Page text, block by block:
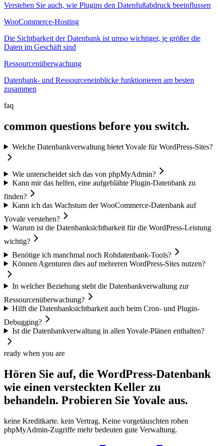
Verstehen Sie auch, wie Plugins den Datenfußabdruck beeinflussen
WooCommerce-Hosting
Die Sichtbarkeit der Datenbank ist umso wichtiger, je größer die
Daten im Geschäft sind
Ressourcenüberwachung
Datenbank- und Ressourceneinblicke funktionieren am besten
zusammen
faq
common questions before you switch.
Welche Datenbankverwaltung bietet Yovale für WordPress-Sites?
Wie unterscheidet sich das von phpMyAdmin?
Kann mir das helfen, eine aufgeblähte Plugin-Datenbank zu
finden?
Kann ich das Wachstum der WooCommerce-Datenbank auf
Yovale verstehen?
Warum ist die Datenbanksichtbarkeit für die WordPress-Leistung
wichtig?
Benötige ich manchmal noch Rohdatenbank-Tools?
Können Agenturen dies auf mehreren WordPress-Sites nutzen?
In welcher Beziehung steht die Datenbankverwaltung zur
Ressourcenüberwachung?
Hilft die Datenbanksichtbarkeit auch beim Cron- und Plugin-
Debugging?
Ist die Datenbankverwaltung in allen Yovale-Plänen enthalten?
ready when you are
Hören Sie auf, die WordPress-Datenbank
wie einen versteckten Keller zu
behandeln. Probieren Sie Yovale aus.
keine Kreditkarte. kein Vertrag. Keine vorgetäuschten rohen
phpMyAdmin-Zugriffe mehr bedeuten gute Verwaltung.